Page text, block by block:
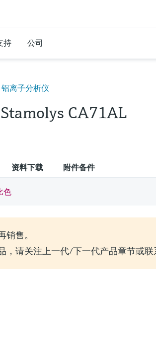
持 公司
铝离子分析仪
Stamolys CA71AL
资料下载 附件备件
色
销售。
，请关注上一代/下一代产品章节或联